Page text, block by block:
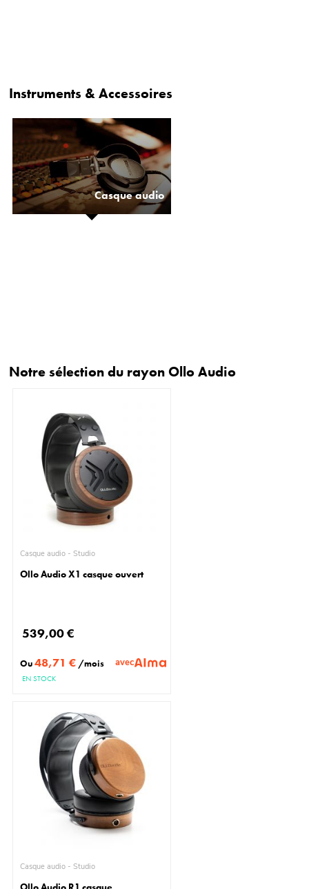
Instruments & Accessoires
Casque audio
Notre sélection du rayon Ollo Audio
Casque audio - Studio
Ollo Audio X1 casque ouvert
539,00 €
Ou48,71 € /mois avec
EN STOCK
Casque audio - Studio